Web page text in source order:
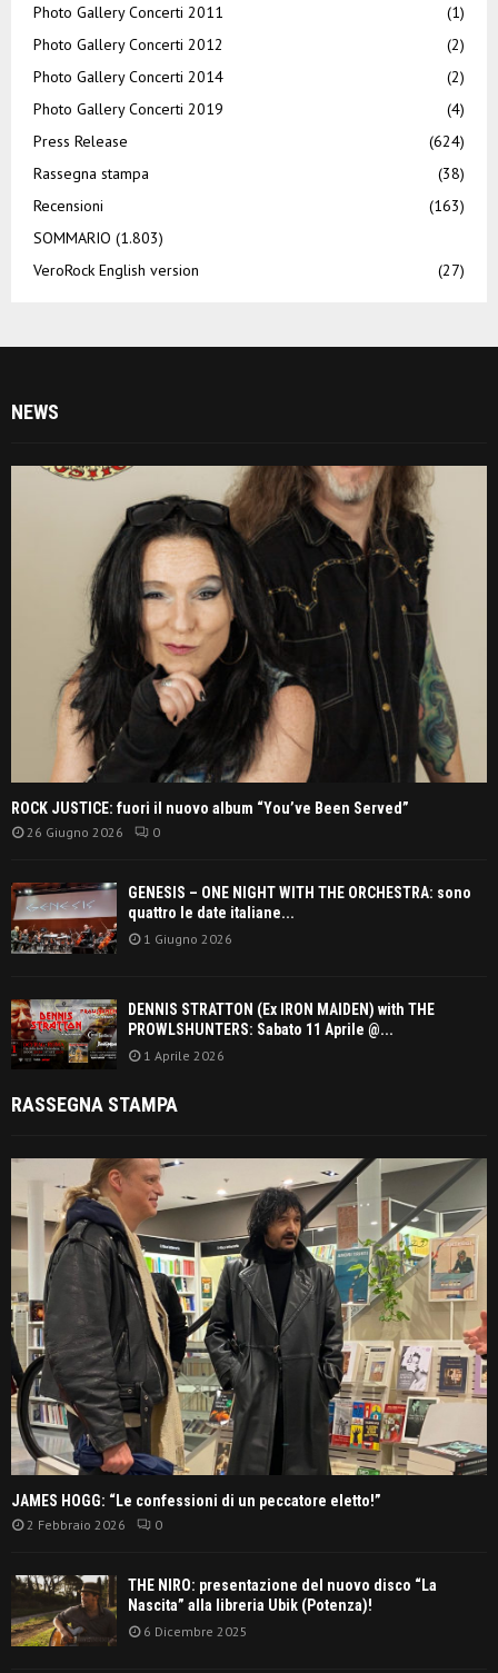
Photo Gallery Concerti 2011
(1)
Photo Gallery Concerti 2012
(2)
Photo Gallery Concerti 2014
(2)
Photo Gallery Concerti 2019
(4)
Press Release
(624)
Rassegna stampa
(38)
Recensioni
(163)
SOMMARIO (1.803)
VeroRock English version
(27)
NEWS
ROCK JUSTICE: fuori il nuovo album “You’ve Been Served”
26 Giugno 2026 0
GENESIS – ONE NIGHT WITH THE ORCHESTRA: sono
quattro le date italiane...
1 Giugno 2026
DENNIS STRATTON (Ex IRON MAIDEN) with THE
PROWLSHUNTERS: Sabato 11 Aprile @...
1 Aprile 2026
RASSEGNA STAMPA
JAMES HOGG: “Le confessioni di un peccatore eletto!”
2 Febbraio 2026 0
THE NIRO: presentazione del nuovo disco “La
Nascita” alla libreria Ubik (Potenza)!
6 Dicembre 2025